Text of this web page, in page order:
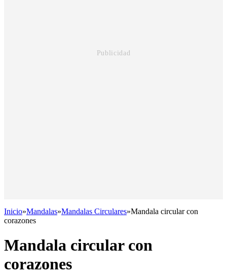
Inicio»Mandalas»Mandalas Circulares»Mandala circular con
corazones
Mandala circular con
corazones